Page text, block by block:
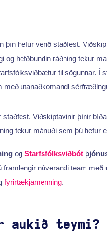
þín hefur verið staðfest.
og hefðbundin ráðning tekur
til sögunnar. Í
með utanaðkomandi
staðfest. Viðskiptavinir þínir
tekur mánuði sem þú hefur
og Starfsfólksviðbót
framlengir núverandi team með
fyrirtækjamenning.
aukið teymi?